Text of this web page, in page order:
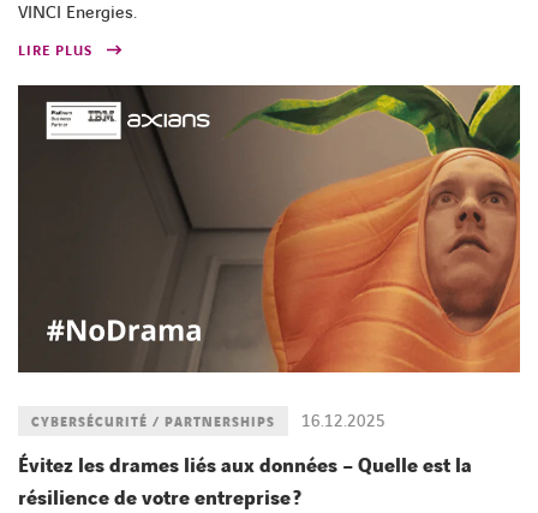
VINCI Energies.
LIRE PLUS
16.12.2025
CYBERSÉCURITÉ / PARTNERSHIPS
Évitez les drames liés aux données – Quelle est la
résilience de votre entreprise ?